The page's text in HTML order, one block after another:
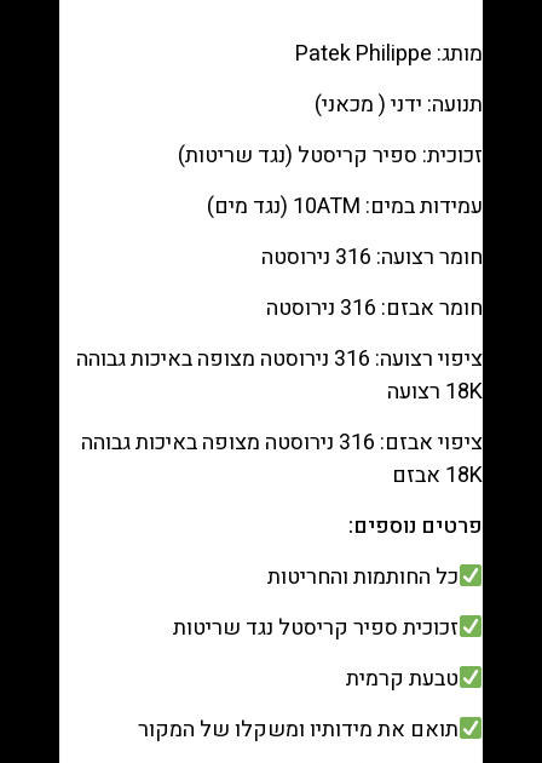
(העתק)
מק"ט
מותג: Patek Philippe
תנועה: ידני ( מכאני)
זכוכית: ספיר קריסטל (נגד שריטות)
עמידות במים: 10ATM (נגד מים)
חומר רצועה: 316 נירוסטה
חומר אבזם: 316 נירוסטה
ציפוי רצועה: 316 נירוסטה מצופה באיכות גבוהה
18K רצועה
ציפוי אבזם: 316 נירוסטה מצופה באיכות גבוהה
18K אבזם
פרטים נוספים:
כל החותמות והחריטות
זכוכית ספיר קריסטל נגד שריטות
טבעת קרמית
תואם את מידותיו ומשקלו של המקור